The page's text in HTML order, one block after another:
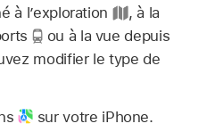
à l’exploration
,à la
ou à la vue depuis
modifier le type de
sur votre iPhone.